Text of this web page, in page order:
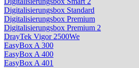
Digitalisierungsbox Standard
Digitalisierungsbox Premium
Digitalisierungsbox Premium 2
DrayTek Vigor 2500We
EasyBox A 300
EasyBox A 400
EasyBox A 401